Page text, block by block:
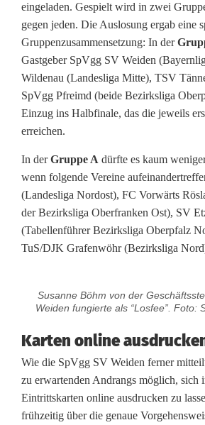
n
f
r
e
u
s
i
c
h
c
h
z
w
eingeladen. Gespielt wird in zwei
gegen jeden. Die Auslosung ergab eine
Gruppenzusammensetzung: In der
Gastgeber SpVgg SV Weiden
Wildenau (Landesliga Mitte), TSV
SpVgg Pfreimd (beide Bezirksliga
Einzug ins Halbfinale, das die jeweils
erreichen.
In derGruppe A dürfte es kaum
wenn folgende Vereine
(Landesliga Nordost), FC Vorwärts
der Bezirksliga Oberfranken Ost), SV
(Tabellenführer Bezirksliga Oberpfalz
TuS/DJK Grafenwöhr (Bezirksliga
Susanne Böhm von der
Weiden fungierte als “Losfee”. Foto:
Karten online
Wie die SpVgg SV Weiden ferner
zu erwartenden Andrangs möglich, sich
Eintrittskarten online ausdrucken zu
frühzeitig über die genaue